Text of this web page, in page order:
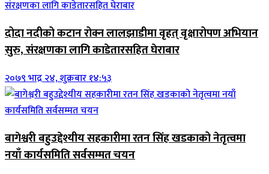
दोदा नदीको कटान रोक्न लालझाडीमा वृहत् वृक्षारोपण अभियान
सुरु, संरक्षणका लागि काडेतारसहित घेराबार
२०७९ भाद्र २४, शुक्रबार १४:५३
बागेश्वरी बहुउद्देश्यीय सहकारीमा रतन सिंह खडकाको नेतृत्वमा
नयाँ कार्यसमिति सर्वसम्मत चयन